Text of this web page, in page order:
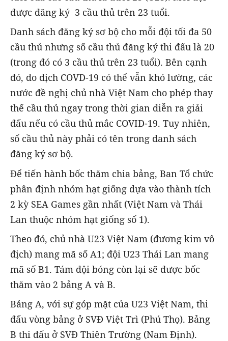
được đăng ký 3 cầu thủ trên 23 tuổi.
Danh sách đăng ký sơ bộ cho mỗi đội tối đa 50
cầu thủ nhưng số cầu thủ đăng ký thi đấu là 20
(trong đó có 3 cầu thủ trên 23 tuổi). Bên cạnh
đó, do dịch COVD-19 có thể vẫn khó lường, các
nước đề nghị chủ nhà Việt Nam cho phép thay
thế cầu thủ ngay trong thời gian diễn ra giải
đấu nếu có cầu thủ mắc COVID-19. Tuy nhiên,
số cầu thủ này phải có tên trong danh sách
đăng ký sơ bộ.
Để tiến hành bốc thăm chia bảng, Ban Tổ chức
phân định nhóm hạt giống dựa vào thành tích
2 kỳ SEA Games gần nhất (Việt Nam và Thái
Lan thuộc nhóm hạt giống số 1).
Theo đó, chủ nhà U23 Việt Nam (đương kim vô
địch) mang mã số A1; đội U23 Thái Lan mang
mã số B1. Tám đội bóng còn lại sẽ được bốc
thăm vào 2 bảng A và B.
Bảng A, với sự góp mặt của U23 Việt Nam, thi
đấu vòng bảng ở SVĐ Việt Trì (Phú Thọ). Bảng
B thi đấu ở SVĐ Thiên Trường (Nam Định).